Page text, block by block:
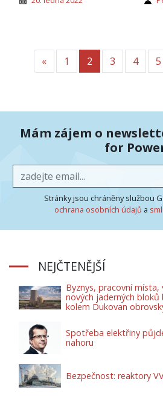
«Předchozí
1 2 3 4 5
Mám zájem o
for
Stránky jsou chráněny službou
ochrana osobních údajů a
NEJČTENĚJŠÍ
Byznys, pracovní místa,
nových jaderných
kolem Dukovan
Spotřeba elektřiny
nahoru
Bezpečnost: reaktory